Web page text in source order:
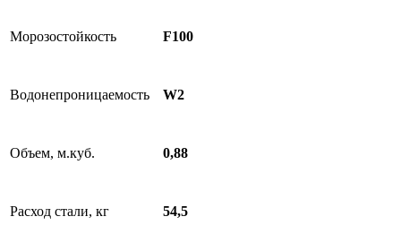
Морозостойкость F100
Водонепроницаемость W2
Объем, м.куб. 0,88
Расход стали, кг 54,5